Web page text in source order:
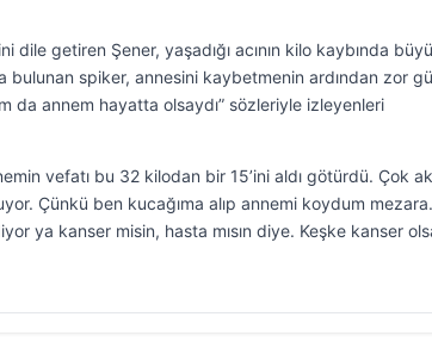
dile getiren Şener, yaşadığı acının kilo kaybında
spiker, annesini kaybetmenin ardından zor
da annem hayatta olsaydı” sözleriyle izleyenleri
vefatı bu 32 kilodan bir 15’ini aldı götürdü. Çok
Çünkü ben kucağıma alıp annemi koydum
ya kanser misin, hasta mısın diye. Keşke kanser